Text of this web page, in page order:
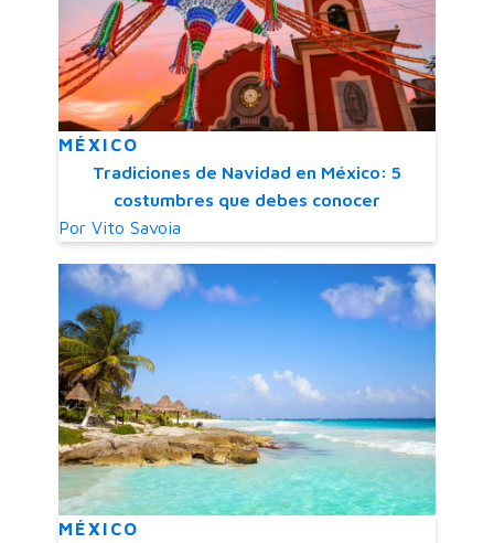
MÉXICO
Tradiciones de Navidad en México: 5
costumbres que debes conocer
Por Vito Savoia
MÉXICO